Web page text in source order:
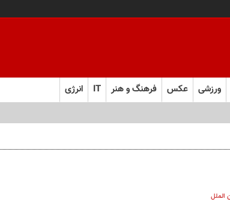
ورزشی عکس فرهنگ و هنر IT انرژی
الملل